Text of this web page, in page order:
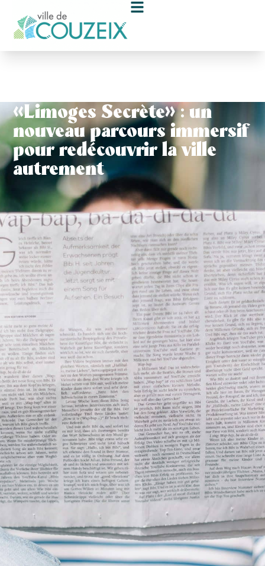
« Limoges Secrète » : un
nouveau parcours immersif
pour redécouvrir la ville
autrement